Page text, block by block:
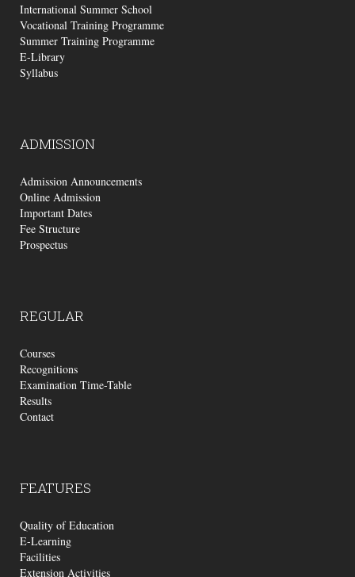
International Summer School
Vocational Training Programme
Summer Training Programme
E-Library
Syllabus
ADMISSION
Admission Announcements
Online Admission
Important Dates
Fee Structure
Prospectus
REGULAR
Courses
Recognitions
Examination Time-Table
Results
Contact
FEATURES
Quality of Education
E-Learning
Facilities
Extension Activities